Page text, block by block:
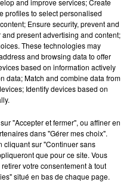
pour me rétablir et être
qu'il est de mon devoir
ma vie qui a été
la pareille à ma famille, à
m'avez donné les moyens
and improve services; Create
profiles to select personalised
Ensure security, prevent and
present advertising and content;
These technologies may
and browsing data to offer
based on information actively
data; Match and combine data from
Identify devices based on
"Accepter et fermer", ou affiner en
dans "Gérer mes choix".
cliquant sur "Continuer sans
que pour ce site. Vous
votre consentement à tout
situé en bas de chaque page.